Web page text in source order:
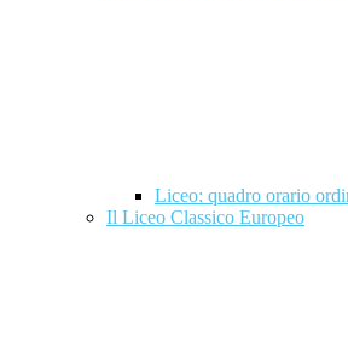
Liceo: quadro orario
Il Liceo Classico Europeo